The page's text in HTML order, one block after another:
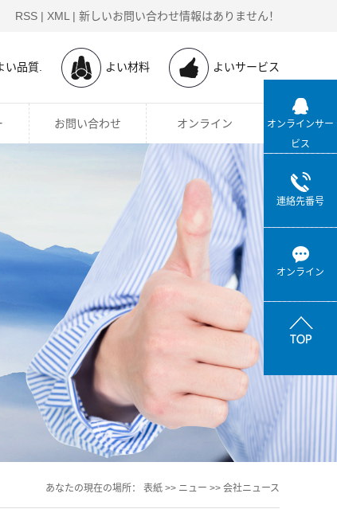
RSS | XML | 新しいお問い合わせ情報はありません！
い品質. よい材料 よいサービス
お問い合わせ オンライン
あなたの現在の場所： 表紙 >> ニュー >> 会社ニュース
オンラインサー
ビス
連絡先番号
オンライン